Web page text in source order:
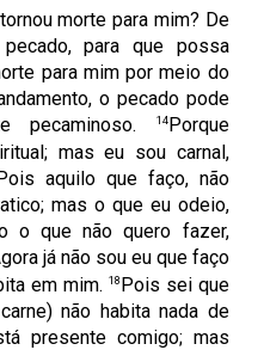
morte para mim? De
para que possa
para mim por meio do
o pecado pode
pecaminoso.
14Porque
mas eu sou carnal,
aquilo que faço, não
mas o que eu odeio,
o que não quero fazer,
já não sou eu que faço
em mim. 18Pois sei que
não habita nada de
presente comigo; mas